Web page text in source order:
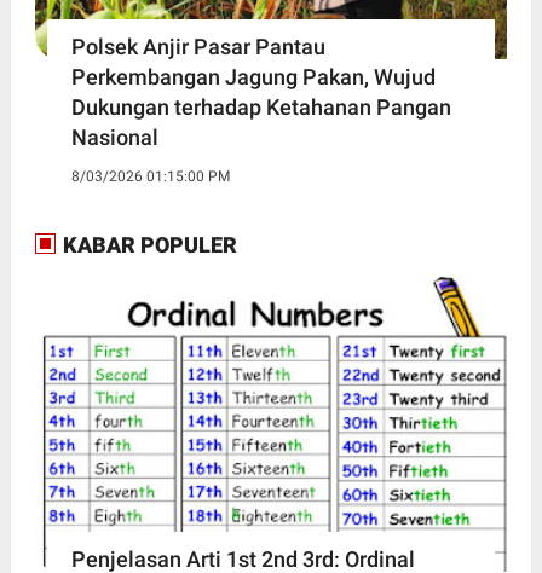
Polsek Anjir Pasar Pantau
Perkembangan Jagung Pakan, Wujud
Dukungan terhadap Ketahanan Pangan
Nasional
8/03/2026 01:15:00 PM
KABAR POPULER
Penjelasan Arti 1st 2nd 3rd: Ordinal